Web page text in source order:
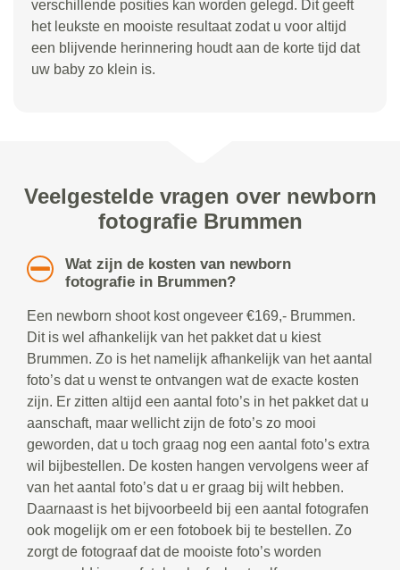
verschillende posities kan worden gelegd. Dit geeft
het leukste en mooiste resultaat zodat u voor altijd
een blijvende herinnering houdt aan de korte tijd dat
uw baby zo klein is.
Veelgestelde vragen over newborn
fotografie Brummen
Wat zijn de kosten van newborn
fotografie in Brummen?
Een newborn shoot kost ongeveer €169,- Brummen.
Dit is wel afhankelijk van het pakket dat u kiest
Brummen. Zo is het namelijk afhankelijk van het aantal
foto’s dat u wenst te ontvangen wat de exacte kosten
zijn. Er zitten altijd een aantal foto’s in het pakket dat u
aanschaft, maar wellicht zijn de foto’s zo mooi
geworden, dat u toch graag nog een aantal foto’s extra
wil bijbestellen. De kosten hangen vervolgens weer af
van het aantal foto’s dat u er graag bij wilt hebben.
Daarnaast is het bijvoorbeeld bij een aantal fotografen
ook mogelijk om er een fotoboek bij te bestellen. Zo
zorgt de fotograaf dat de mooiste foto’s worden